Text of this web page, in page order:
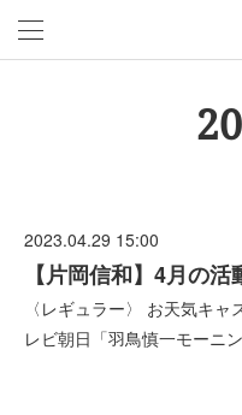
2023.04.29 15:00
【片岡信和】4月の活
〈レギュラー〉 お天気キ
レビ朝日「羽鳥慎一モー